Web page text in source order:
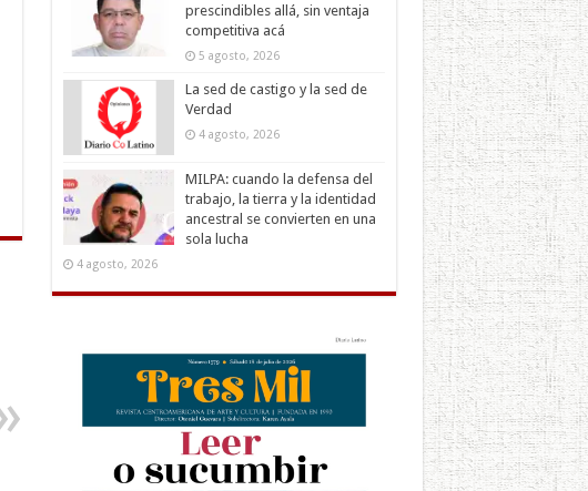
prescindibles allá, sin ventaja
competitiva acá
5 agosto, 2026
La sed de castigo y la sed de
Verdad
4 agosto, 2026
MILPA: cuando la defensa del
trabajo, la tierra y la identidad
ancestral se convierten en una
sola lucha
4 agosto, 2026